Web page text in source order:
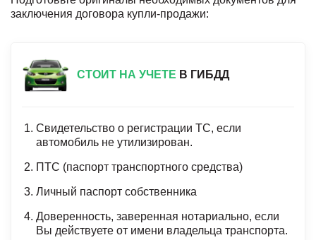
заключения договора купли-продажи:
СТОИТ НА УЧЕТЕ В ГИБДД
Свидетельство о регистрации ТС, если
автомобиль не утилизирован.
ПТС (паспорт транспортного средства)
Личный паспорт собственника
Доверенность, заверенная нотариально, если
Вы действуете от имени владельца транспорта.